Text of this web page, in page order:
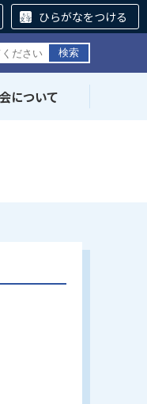
ひらがなをつける
について